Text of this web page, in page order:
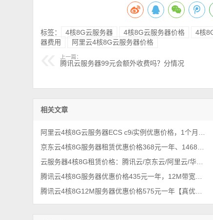
标签： 4核8G云服务器 4核8G云服务器价格 4核
器费用
阿里云4核8G云服务器价格
上一篇：
腾讯云服务器99元会额外收费吗？分情况
相关文章
阿里云4核8G云服务器ECS c9i实例优惠价格，1个月和一年收费价格
京东云4核8G服务器租赁优惠价格368元一年、1468元3年，5M带宽
云服务器4核8G租赁价格：腾讯云/京东云/阿里云/华为云/百度云/火山引擎
腾讯云4核8G服务器优惠价格435元一年，12M带宽，2025年4月最新报价
腾讯云4核8G12M服务器优惠价格575元一年【真优惠】